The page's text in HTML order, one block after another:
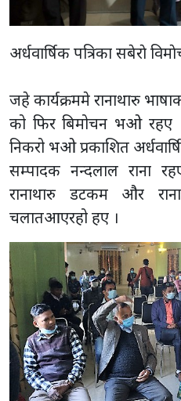
अर्धवार्षिक पत्रिका सबेराे
जहे कार्यक्रममे रानाथारु
को फिर बिमोचन भओ रहए ।
निकरो भओ प्रकाशित
सम्पादक नन्दलाल राना
रानाथारु डटकम और
चलातआएरहो हए ।